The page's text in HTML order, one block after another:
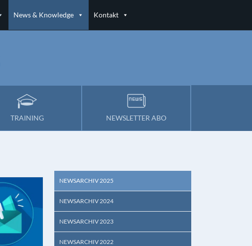
News & Knowledge Kontakt
TRAINING NEWSLETTER ABO
NEWSARCHIV 2025
NEWSARCHIV 2024
NEWSARCHIV 2023
NEWSARCHIV 2022